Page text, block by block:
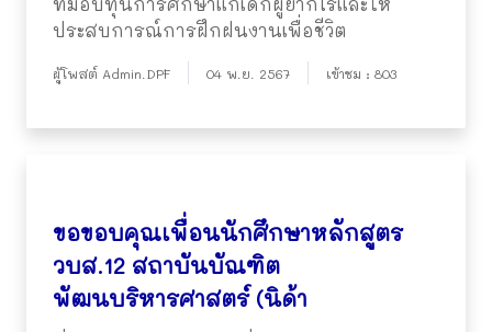
ประสบการณ์การฝึกฝนงานเพื่อชีวิต
ผู้โพสต์ Admin.DPF 04 พ.ย. 2567 เข้าชม : 803
ขอขอบคุณเพื่อนนักศึกษาหลักสูตร
วบส.12 สถาบันบัณฑิต
พัฒนบริหารศาสตร์ (นิด้า